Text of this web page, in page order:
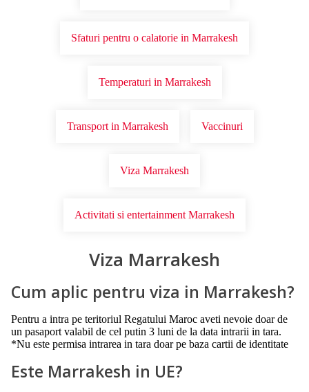
Sfaturi pentru o calatorie in Marrakesh
Temperaturi in Marrakesh
Transport in Marrakesh Vaccinuri
Viza Marrakesh
Activitati si entertainment Marrakesh
Viza Marrakesh
Cum aplic pentru viza in Marrakesh?
Pentru a intra pe teritoriul Regatului Maroc aveti nevoie doar de
un pasaport valabil de cel putin 3 luni de la data intrarii in tara.
*Nu este permisa intrarea in tara doar pe baza cartii de identitate
Este Marrakesh in UE?